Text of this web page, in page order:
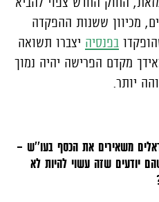
מכיוון ששנות ההפקדה
בפנסיה יצברו תשואה
מקדם הפרישה יהיה נמוך
יותר.
משאירים את הכסף בעו''ש –
יודעים שזה עשוי להיות לא